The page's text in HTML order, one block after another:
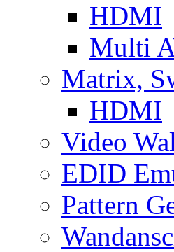
HDMI
Multi
Matrix,
HDMI
Video
EDID
Pattern